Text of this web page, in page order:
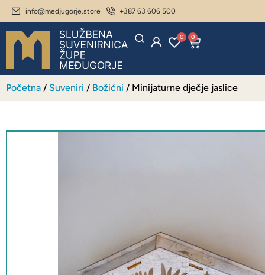
info@medjugorje.store +387 63 606 500
0 0
Početna / Suveniri / Božićni / Minijaturne dječje jaslice